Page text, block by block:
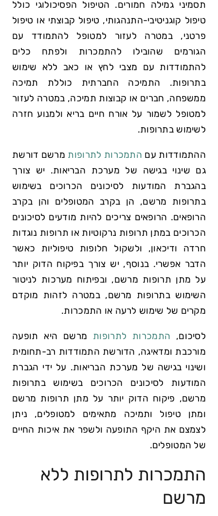
תסמיני גמילה חמורים. הטיפול הפסיכולוגי כולל
טיפול קוגניטיבי-התנהגותי, טיפול קבוצתי או טיפול
פרטני, במטרה לעזור למטופל להתמודד עם
הגורמים שהובילו להתמכרות ולפתח כלים
להתמודדות עם מצבי לחץ או כאב ללא שימוש
בתרופות. התמיכה החברתית כוללת תמיכה
ממשפחה, חברים או קבוצות תמיכה, במטרה לעזור
למטופל לשמור על אורח חיים בריא ולמנוע חזרה
לשימוש בתרופות.
ההתמודדות עם התמכרות לתרופות מרשם דורשת
גם שינוי בגישה של מערכת הבריאות. יש צורך
בהגברת המודעות לסיכונים הכרוכים בשימוש
בתרופות מרשם, הן בקרב המטופלים והן בקרב
הרופאים. הרופאים צריכים להיות מודעים לסיכונים
הכרוכים במתן תרופות נרקוטיות או תרופות נוגדות
חרדה ודיכאון, ולשקול חלופות טיפוליות כאשר
הדבר אפשרי. בנוסף, יש צורך בפיקוח הדוק יותר
על מתן תרופות מרשם, ובפיתוח מערכות לניטור
השימוש בתרופות מרשם, במטרה לזהות מוקדם
מקרים של שימוש לרעה או התמכרות.
לסיכום, התמכרות לתרופות מרשם היא תופעה
מורכבת ומדאיגה, הדורשת התמודדות רב-תחומית
ושינוי בגישה של מערכת הבריאות. על ידי הגברת
המודעות לסיכונים הכרוכים בשימוש בתרופות
מרשם, פיקוח הדוק יותר על מתן תרופות מרשם
ומתן טיפול ותמיכה מתאימים למטופלים, ניתן
לצמצם את היקף התופעה ולשפר את איכות החיים
של המטופלים.
התמכרות לתרופות ללא
מרשם